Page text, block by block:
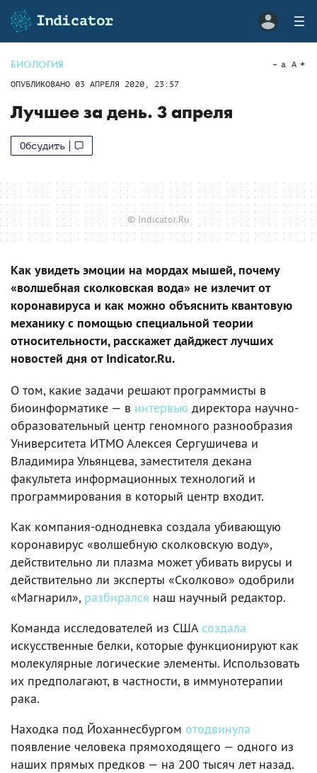
БИОЛОГИЯ
ОПУБЛИКОВАНО 03 АПРЕЛЯ 2020, 23:57
a A
Лучшее за день. 3 апреля
Обсудить
© Indicator.Ru
Как увидеть эмоции на мордах мышей, почему
«волшебная сколковская вода» не излечит от
коронавируса и как можно объяснить квантовую
механику с помощью специальной теории
относительности, расскажет дайджест лучших
новостей дня от Indicator.Ru.
О том, какие задачи решают программисты в
биоинформатике — в интервью директора научно-
образовательный центр геномного разнообразия
Университета ИТМО Алексея Сергушичева и
Владимира Ульянцева, заместителя декана
факультета информационных технологий и
программирования в который центр входит.
Как компания-однодневка создала убивающую
коронавирус «волшебную сколковскую воду»,
действительно ли плазма может убивать вирусы и
действительно ли эксперты «Сколково» одобрили
«Магнарил», разбирался наш научный редактор.
Команда исследователей из США создала
искусственные белки, которые функционируют как
молекулярные логические элементы. Использовать
их предполагают, в частности, в иммунотерапии
рака.
Находка под Йоханнесбургом отодвинула
появление человека прямоходящего — одного из
наших прямых предков — на 200 тысяч лет назад.